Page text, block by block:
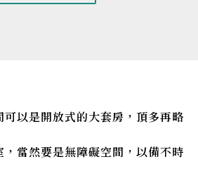
可以是開放式的大套房，頂多再略
當然要是無障礙空間，以備不時